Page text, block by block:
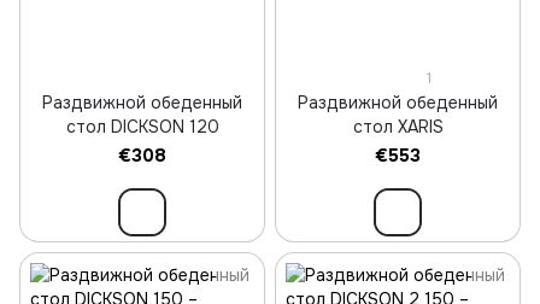
Раздвижной обеденный
стол DICKSON 120
€308
1
Раздвижной обеденный
стол XARIS
€553